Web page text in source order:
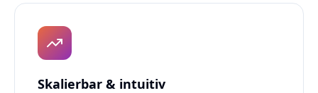
Skalierbar & intuitiv